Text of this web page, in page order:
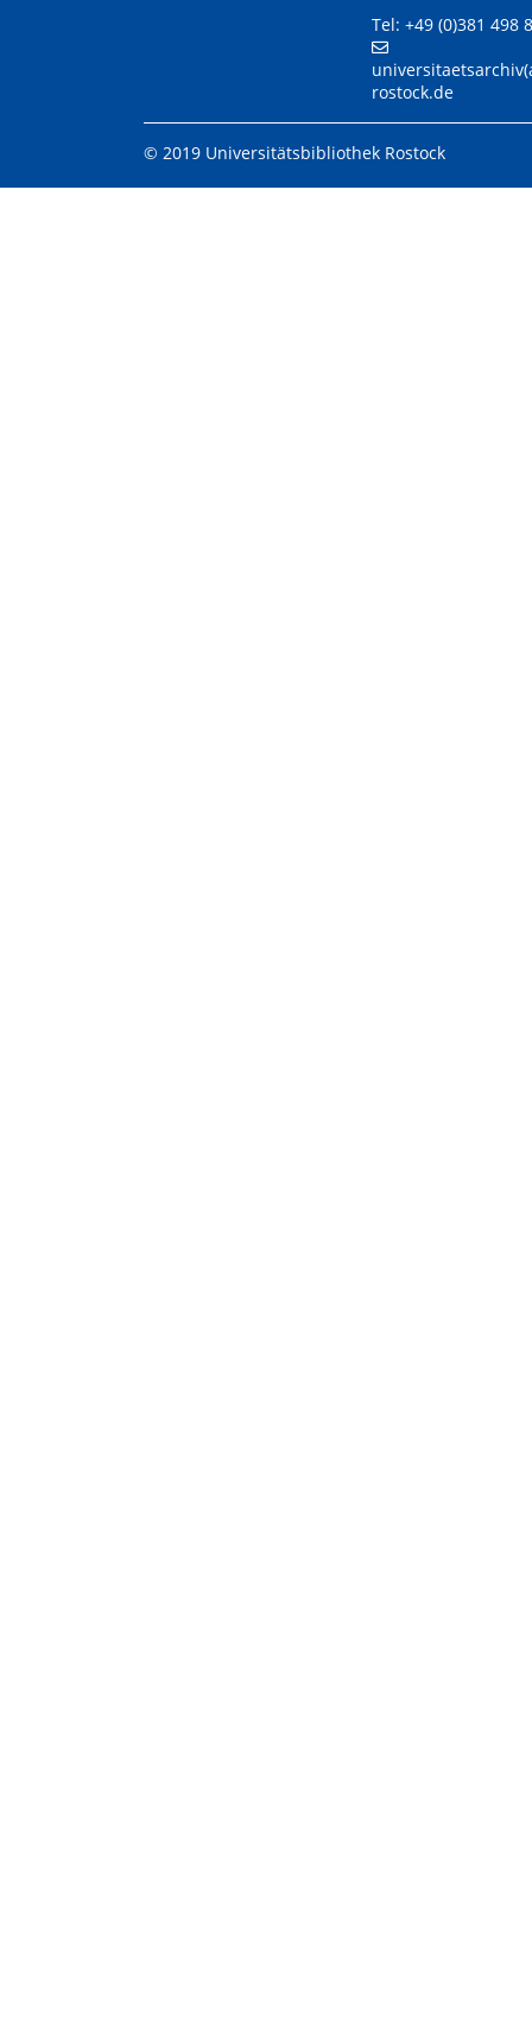
Tel: +49 (0)381 498
rostock.de
© 2019 Universitätsbibliothek Rostock